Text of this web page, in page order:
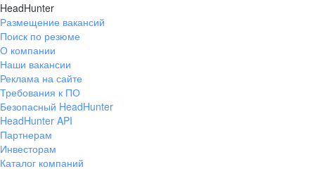
HeadHunter
Размещение вакансий
Поиск по резюме
О компании
Наши вакансии
Реклама на сайте
Требования к ПО
Безопасный HeadHunter
HeadHunter API
Партнерам
Инвесторам
Каталог компаний